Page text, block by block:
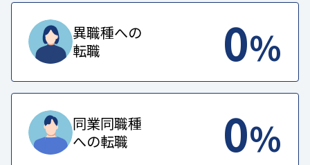
異職種への
転職
0%
同業同職種
への転職
0%